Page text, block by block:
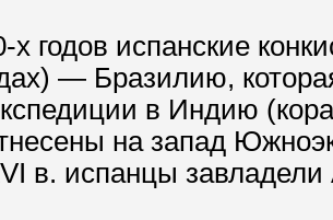
х годов испанские
— Бразилию,
в Индию
на запад
в. испанцы завладели